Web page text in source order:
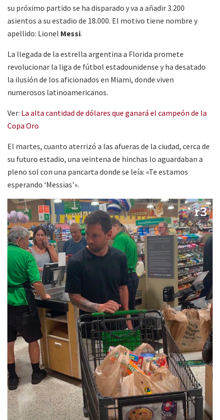
su próximo partido se ha disparado y va a añadir 3.200
asientos a su estadio de 18.000. El motivo tiene nombre y
apellido: Lionel Messi.
La llegada de la estrella argentina a Florida promete
revolucionar la liga de fútbol estadounidense y ha desatado
la ilusión de los aficionados en Miami, donde viven
numerosos latinoamericanos.
Ver: La alta cantidad de dólares que ganará el campeón de la
Copa Oro
El martes, cuanto aterrizó a las afueras de la ciudad, cerca de
su futuro estadio, una veintena de hinchas lo aguardaban a
pleno sol con una pancarta donde se leía: «Te estamos
esperando ‘Messias'».